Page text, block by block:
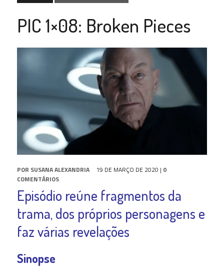
PIC 1×08: Broken Pieces
POR SUSANA ALEXANDRIA 19 DE MARÇO DE 2020 | 0
COMENTÁRIOS
Episódio reúne fragmentos da
trama, dos próprios personagens e
faz várias revelações
Sinopse